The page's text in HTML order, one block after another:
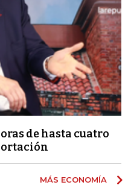
de hasta cuatro
MÁS ECONOMÍA